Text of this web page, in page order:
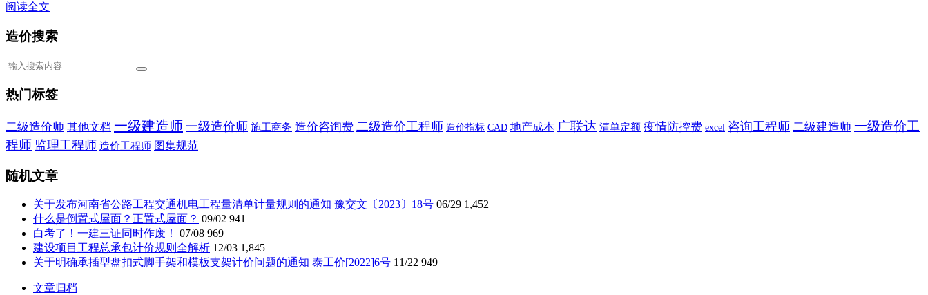
阅读全文
造价搜索
热门标签
二级造价师 其他文档 一级建造师 一级造价师 施工商务 造价咨询费 二级造价工程师 造价指标 CAD 地产成本 广联达 清单定额 疫情防控费 excel 咨询工程师 二级建造师 一级造价工
程师 监理工程师 造价工程师 图集规范
随机文章
关于发布河南省公路工程交通机电工程量清单计量规则的通知 豫交文〔2023〕18号 06/29 1,452
什么是倒置式屋面？正置式屋面？ 09/02 941
白考了！一建三证同时作废！
07/08 969
建设项目工程总承包计价规则全解析 12/03 1,845
关于明确承插型盘扣式脚手架和模板支架计价问题的通知 泰工价[2022]6号 11/22 949
文章归档